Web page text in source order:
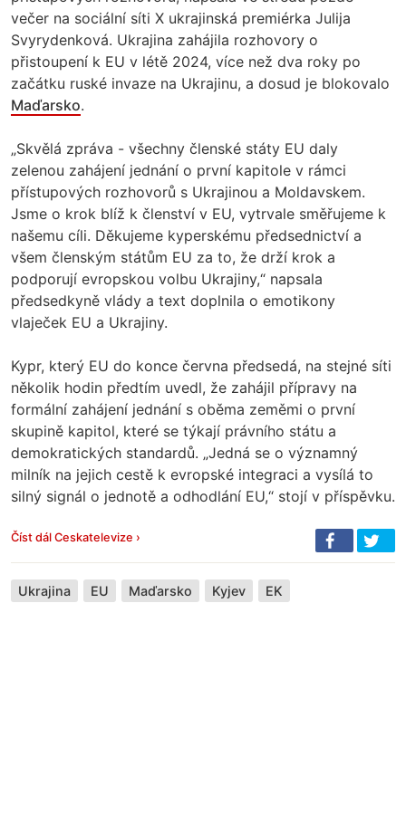
večer na sociální síti X ukrajinská premiérka Julija
Svyrydenková. Ukrajina zahájila rozhovory o
přistoupení k EU v létě 2024, více než dva roky po
začátku ruské invaze na Ukrajinu, a dosud je blokovalo
Maďarsko.
„Skvělá zpráva - všechny členské státy EU daly
zelenou zahájení jednání o první kapitole v rámci
přístupových rozhovorů s Ukrajinou a Moldavskem.
Jsme o krok blíž k členství v EU, vytrvale směřujeme k
našemu cíli. Děkujeme kyperskému předsednictví a
všem členským státům EU za to, že drží krok a
podporují evropskou volbu Ukrajiny,“ napsala
předsedkyně vlády a text doplnila o emotikony
vlaječek EU a Ukrajiny.
Kypr, který EU do konce června předsedá, na stejné síti
několik hodin předtím uvedl, že zahájil přípravy na
formální zahájení jednání s oběma zeměmi o první
skupině kapitol, které se týkají právního státu a
demokratických standardů. „Jedná se o významný
milník na jejich cestě k evropské integraci a vysílá to
silný signál o jednotě a odhodlání EU,“ stojí v příspěvku.
Číst dál Ceskatelevize ›
Ukrajina EU Maďarsko Kyjev EK